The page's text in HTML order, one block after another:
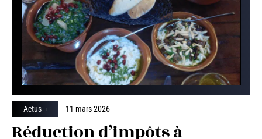
Actus 11 mars 2026
Réduction d’impôts à